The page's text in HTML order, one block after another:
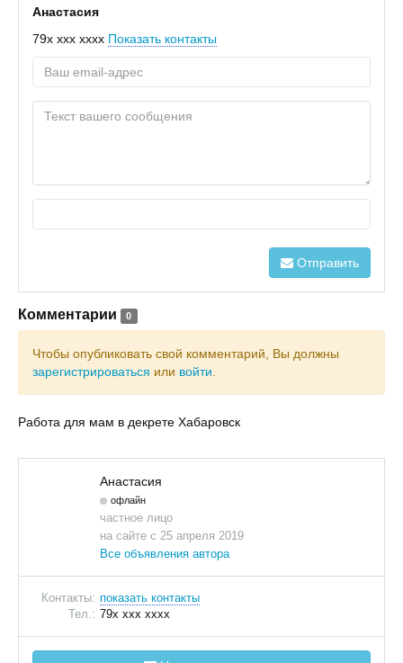
Анастасия
79x xxx xxxx Показать контакты
Отправить
Комментарии 0
Чтобы опубликовать свой комментарий, Вы должны
зарегистрироваться или войти
Работа для мам в декрете Хабаровск
Анастасия
офлайн
частное лицо
на сайте с 25 апреля 2019
Все объявления автора
Контакты: показать контакты
Тел.: 79x xxx xxxx